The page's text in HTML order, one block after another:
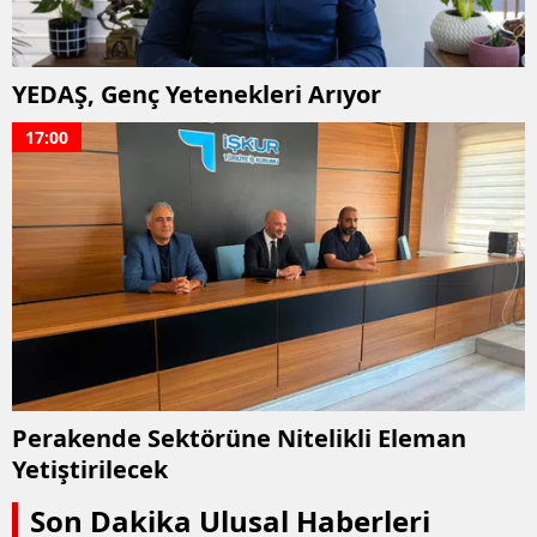
Samsun
Siirt
Sinop
Sivas
Tekirdağ
Tokat
Trabzon
Tunceli
Şanlıurfa
Van
YEDAŞ, Genç Yetenekleri Arıyor
17:00
Perakende Sektörüne Nitelikli Eleman
Yetiştirilecek
Son Dakika Ulusal Haberleri